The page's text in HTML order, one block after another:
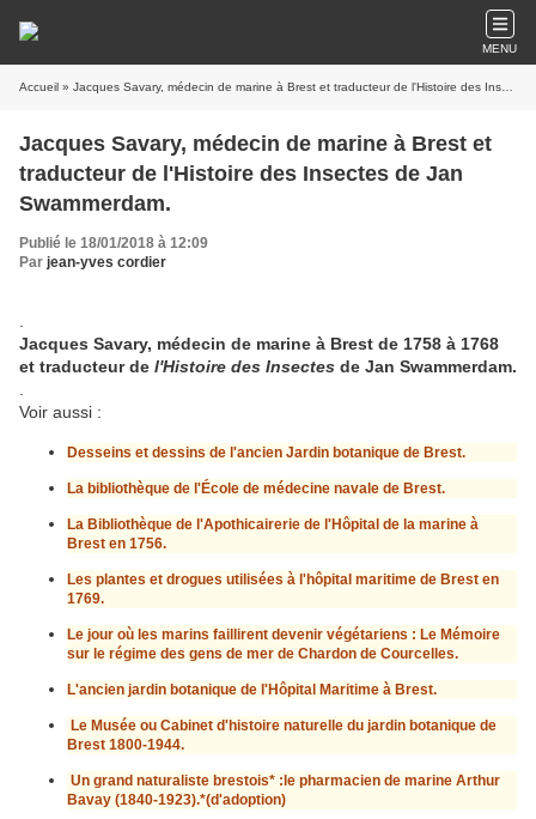
MENU
Accueil » Jacques Savary, médecin de marine à Brest et traducteur de l'Histoire des Insectes de Jan Swammerdam.
Jacques Savary, médecin de marine à Brest et
traducteur de l'Histoire des Insectes de Jan
Swammerdam.
Publié le 18/01/2018 à 12:09
Par jean-yves cordier
Jacques Savary, médecin de marine à Brest de 1758 à 1768
et traducteur de l'Histoire des Insectes de Jan Swammerdam.
Voir aussi :
Desseins et dessins de l'ancien Jardin botanique de Brest.
La bibliothèque de l'École de médecine navale de Brest.
La Bibliothèque de l'Apothicairerie de l'Hôpital de la marine à
Brest en 1756.
Les plantes et drogues utilisées à l'hôpital maritime de Brest en
1769.
Le jour où les marins faillirent devenir végétariens : Le Mémoire
sur le régime des gens de mer de Chardon de Courcelles.
L'ancien jardin botanique de l'Hôpital Maritime à Brest.
Le Musée ou Cabinet d'histoire naturelle du jardin botanique de
Brest 1800-1944.
Un grand naturaliste brestois* :le pharmacien de marine Arthur
Bavay (1840-1923).*(d'adoption)